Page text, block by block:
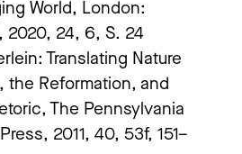
World, London:
2020, 24, 6, S. 24
Translating Nature
the Reformation, and
The Pennsylvania
2011, 40, 53f, 151–